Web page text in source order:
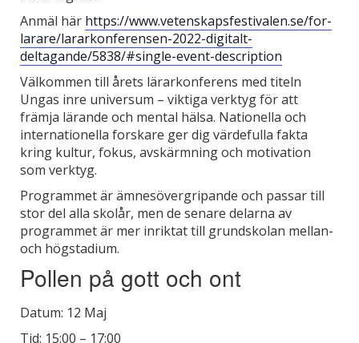
Anmäl här https://www.vetenskapsfestivalen.se/for-
larare/lararkonferensen-2022-digitalt-
deltagande/5838/#single-event-description
Välkommen till årets lärarkonferens med titeln
Ungas inre universum – viktiga verktyg för att
främja lärande och mental hälsa. Nationella och
internationella forskare ger dig värdefulla fakta
kring kultur, fokus, avskärmning och motivation
som verktyg.
Programmet är ämnesövergripande och passar till
stor del alla skolår, men de senare delarna av
programmet är mer inriktat till grundskolan mellan-
och högstadium.
Pollen på gott och ont
Datum: 12 Maj
Tid: 15:00 – 17:00